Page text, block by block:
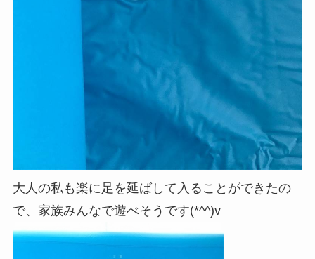
大人の私も楽に足を延ばして入ることができたの
で、家族みんなで遊べそうです(*^^)v